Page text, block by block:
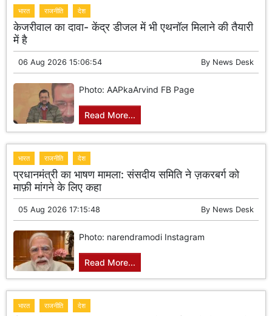
भारत राजनीति देश
केजरीवाल का दावा- केंद्र डीजल में भी एथनॉल मिलाने की तैयारी
में है
06 Aug 2026 15:06:54 By News Desk
Photo: AAPkaArvind FB Page
Read More...
भारत राजनीति देश
प्रधानमंत्री का भाषण मामला: संसदीय समिति ने ज़करबर्ग को
माफ़ी मांगने के लिए कहा
05 Aug 2026 17:15:48 By News Desk
Photo: narendramodi Instagram
Read More...
भारत राजनीति देश